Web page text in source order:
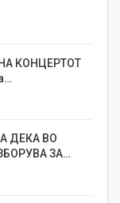
КОНЦЕРТОТ
ДЕКА ВО
ЗА…